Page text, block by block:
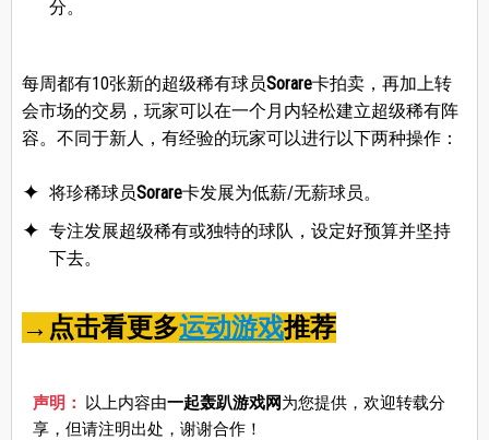
分。
每周都有10张新的超级稀有球员Sorare卡拍卖，再加上转
会市场的交易，玩家可以在一个月内轻松建立超级稀有阵
容。不同于新人，有经验的玩家可以进行以下两种操作：
将珍稀球员Sorare卡发展为低薪/无薪球员。
专注发展超级稀有或独特的球队，设定好预算并坚持
下去。
→点击看更多运动游戏推荐
声明： 以上内容由一起轰趴游戏网为您提供，欢迎转载分
享，但请注明出处，谢谢合作！